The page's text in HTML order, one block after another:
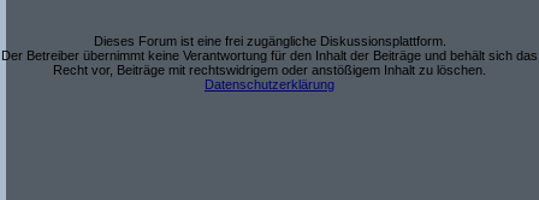
Dieses Forum ist eine frei zugängliche Diskussionsplattform.
Der Betreiber übernimmt keine Verantwortung für den Inhalt der Beiträge und behält sich das
Recht vor, Beiträge mit rechtswidrigem oder anstößigem Inhalt zu löschen.
Datenschutzerklärung